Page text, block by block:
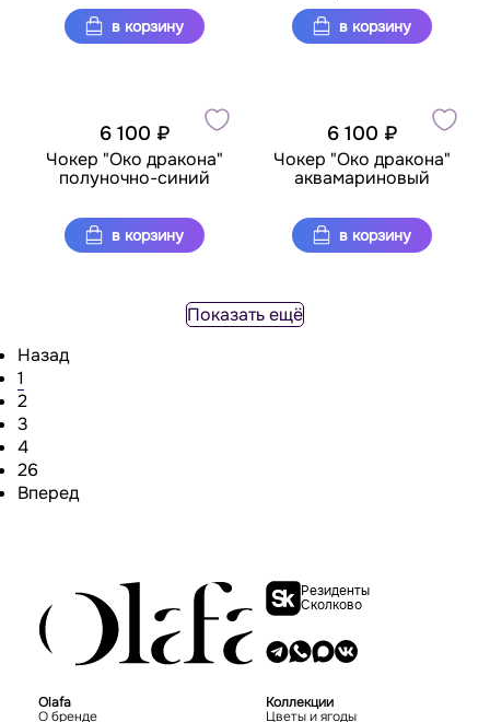
в корзину в корзину
6 100 ₽
Чокер "Око дракона"
полуночно-синий
в корзину
6 100 ₽
Чокер "Око дракона"
аквамариновый
в корзину
Показать ещё
Назад
1
2
3
4
26
Вперед
Резиденты
Сколково
Olafa
О бренде
Коллекции
Цветы и ягоды